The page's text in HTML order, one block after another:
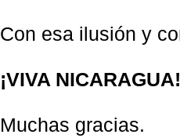
Con esa ilusión y
¡VIVA NICARAGUA!
Muchas gracias.